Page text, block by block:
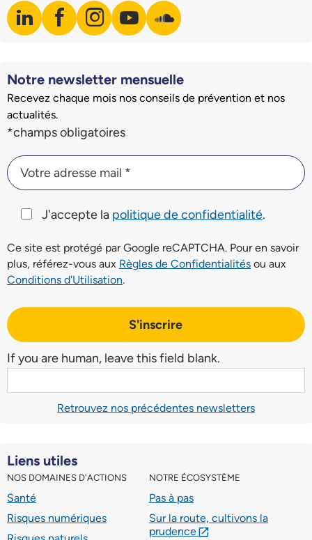
Liens utiles
NOS DOMAINES D'ACTIONS
Santé
Risques numériques
NOTRE ÉCOSYSTÈME
Pas à pas
Sur la route, cultivons la
prudence lien externe
linkedin
Visiter notre page LinkedIn
facebook
Visiter notre page Facebook
instagram
Visiter notre page Instagram
youtube
Visiter notre page Youtube
soundcloud
Visiter notre page
Notre newsletter mensuelle
Recevez chaque mois nos conseils de prévention et nos
actualités.
Champs du formulaire d'inscription à la newsletter
*champs obligatoires
Votre adresse mail *
Votre adresse mail *
J'accepte la politique de confidentialité.
Ce site est protégé par Google reCAPTCHA. Pour en savoir
plus, référez-vous aux Règles de Confidentialités ou aux
Conditions d'Utilisation.
S'inscrire
If you are human, leave this field blank.
Retrouvez nos précédentes newsletters